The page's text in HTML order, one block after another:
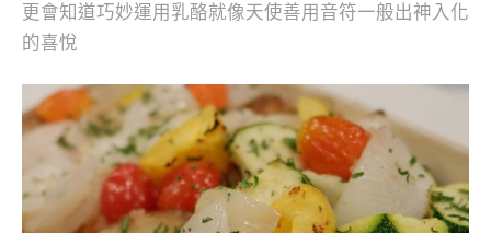
更會知道巧妙運用乳酪就像天使善用音符一般出神入化
的喜悅